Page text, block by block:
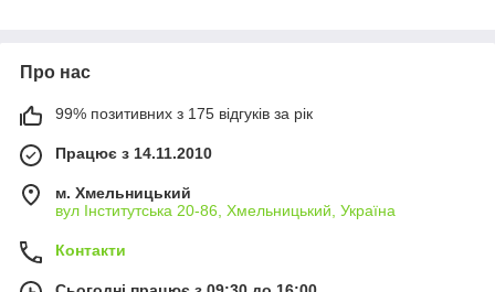
Про нас
99% позитивних з 175 відгуків за рік
Працює з 14.11.2010
м. Хмельницький
вул Інститутська 20-86, Хмельницький, Україна
Контакти